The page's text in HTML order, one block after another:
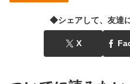
◆シェアして、友達
X